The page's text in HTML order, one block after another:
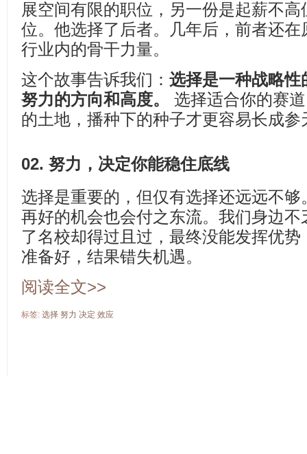
展空间有限的职位，另一份是起薪不
位。他选择了后者。几年后，前者还
行业内的骨干力量。
这个故事告诉我们： 选择是一种战略性
努力的方向和高度。
选择适合你的赛
的土地，播种下的种子才更容易长成参
02. 努力，决定你能稳住底线
选择是重要的，但仅有选择还远远不
再好的机会也会付之东流。我们身边
了名校却得过且过，最终没能发挥优
准备好，结果错失机遇。
阅读全文>>
标签: 选择 努力 决定 效应